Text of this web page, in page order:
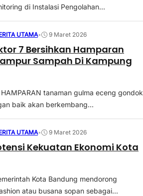
di Instalasi Pengolahan...
UTAMA• 9 Maret 2026
7 Bersihkan Hamparan
Sampah Di Kampung
tanaman gulma eceng gondok
baik akan berkembang...
UTAMA• 9 Maret 2026
Kekuatan Ekonomi Kota
Kota Bandung mendorong
atau busana sopan sebagai...